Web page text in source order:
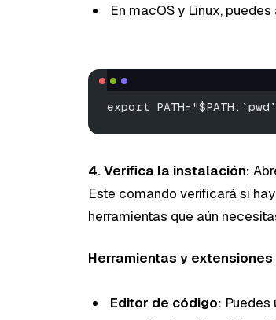
En macOS y Linux,
export
4. Verifica la instalación:
Este comando verificará si
herramientas que aún
Herramientas y
Editor de código: